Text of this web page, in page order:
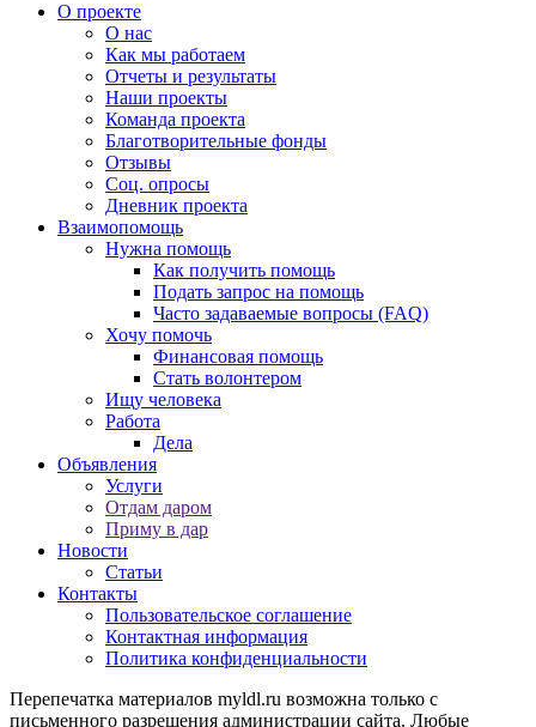
О проекте
О нас
Как мы работаем
Отчеты и результаты
Наши проекты
Команда проекта
Благотворительные фонды
Отзывы
Соц. опросы
Дневник проекта
Взаимопомощь
Нужна помощь
Как получить помощь
Подать запрос на помощь
Часто задаваемые вопросы (FAQ)
Хочу помочь
Финансовая помощь
Стать волонтером
Ищу человека
Работа
Дела
Объявления
Услуги
Отдам даром
Приму в дар
Новости
Статьи
Контакты
Пользовательское соглашение
Контактная информация
Политика конфиденциальности
Перепечатка материалов myldl.ru возможна только с
письменного разрешения администрации сайта. Любые